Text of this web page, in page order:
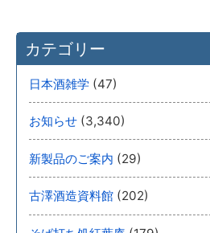
カテゴリー
日本酒雑学 (47)
お知らせ (3,340)
新製品のご案内 (29)
古澤酒造資料館 (202)